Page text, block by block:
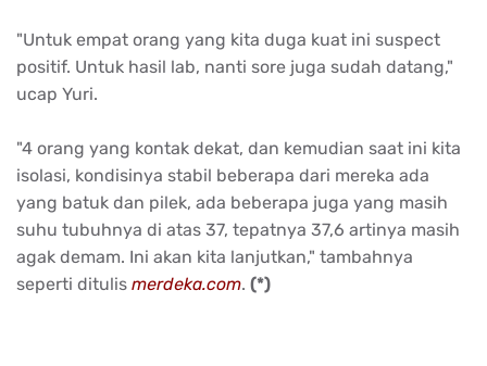
"Untuk empat orang yang kita duga kuat ini suspect
positif. Untuk hasil lab, nanti sore juga sudah datang,"
ucap Yuri.
"4 orang yang kontak dekat, dan kemudian saat ini kita
isolasi, kondisinya stabil beberapa dari mereka ada
yang batuk dan pilek, ada beberapa juga yang masih
suhu tubuhnya di atas 37, tepatnya 37,6 artinya masih
agak demam. Ini akan kita lanjutkan," tambahnya
seperti ditulis merdeka.com. (*)